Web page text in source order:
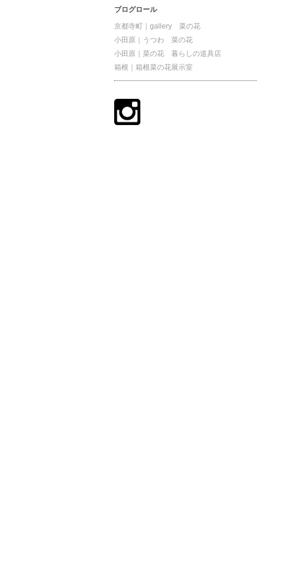
ブログロール
京都寺町｜gallery 菜の花
小田原｜うつわ 菜の花
小田原｜菜の花 暮らしの道具店
箱根｜箱根菜の花展示室